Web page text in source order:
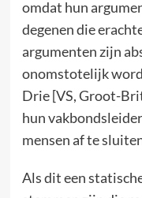
omdat hun
degenen die
argumenten zijn
onomstotelijk
Drie [VS, Groot-
hun
mensen af te
Als dit een